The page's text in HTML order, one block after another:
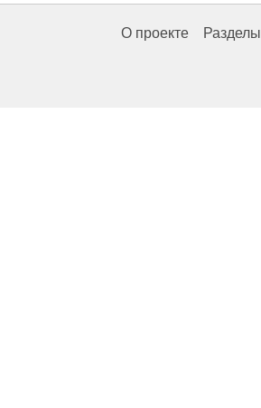
О проекте Разделы